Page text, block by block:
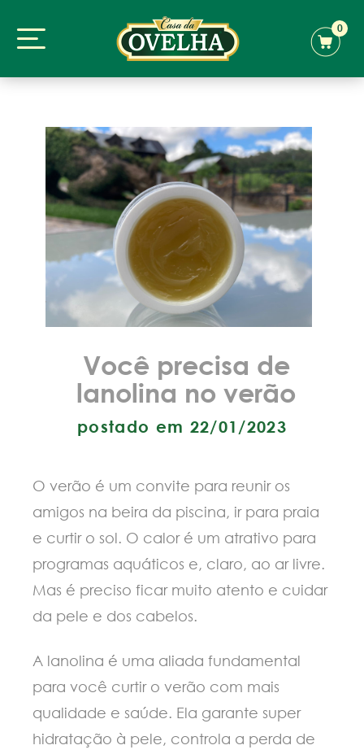
0
Você precisa de
lanolina no verão
postado em 22/01/2023
O verão é um convite para reunir os
amigos na beira da piscina, ir para praia
e curtir o sol. O calor é um atrativo para
programas aquáticos e, claro, ao ar livre.
Mas é preciso ficar muito atento e cuidar
da pele e dos cabelos.
A lanolina é uma aliada fundamental
para você curtir o verão com mais
qualidade e saúde. Ela garante super
hidratação à pele, controla a perda de